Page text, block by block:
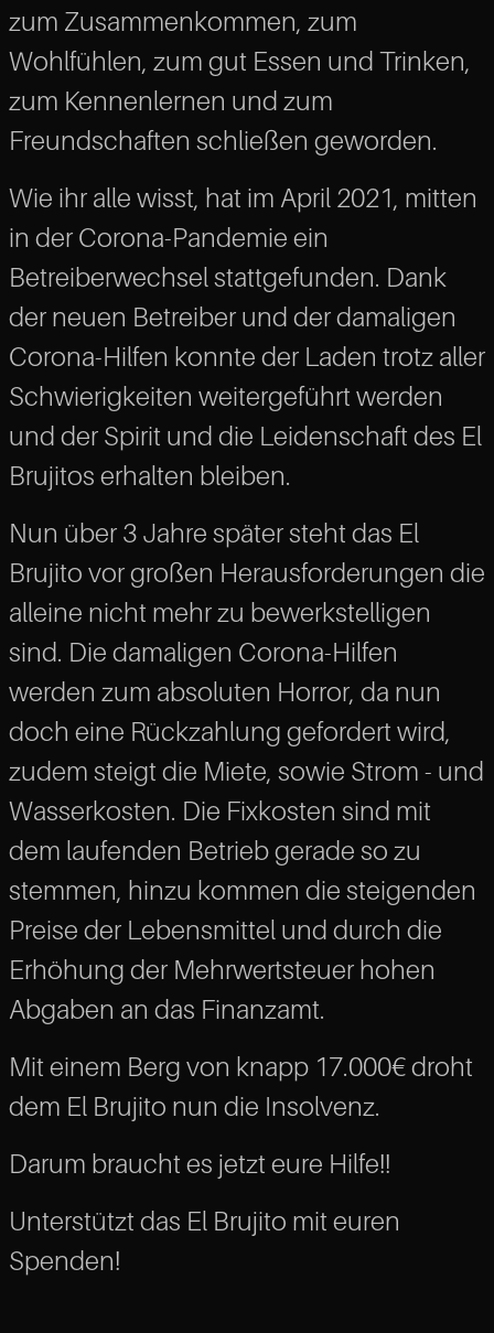
zum Zusammenkommen, zum
Wohlfühlen, zum gut Essen und Trinken,
zum Kennenlernen und zum
Freundschaften schließen geworden.
Wie ihr alle wisst, hat im April 2021, mitten
in der Corona-Pandemie ein
Betreiberwechsel stattgefunden. Dank
der neuen Betreiber und der damaligen
Corona-Hilfen konnte der Laden trotz aller
Schwierigkeiten weitergeführt werden
und der Spirit und die Leidenschaft des El
Brujitos erhalten bleiben.
Nun über 3 Jahre später steht das El
Brujito vor großen Herausforderungen die
alleine nicht mehr zu bewerkstelligen
sind. Die damaligen Corona-Hilfen
werden zum absoluten Horror, da nun
doch eine Rückzahlung gefordert wird,
zudem steigt die Miete, sowie Strom - und
Wasserkosten. Die Fixkosten sind mit
dem laufenden Betrieb gerade so zu
stemmen, hinzu kommen die steigenden
Preise der Lebensmittel und durch die
Erhöhung der Mehrwertsteuer hohen
Abgaben an das Finanzamt.
Mit einem Berg von knapp 17.000€ droht
dem El Brujito nun die Insolvenz.
Darum braucht es jetzt eure Hilfe!!
Unterstützt das El Brujito mit euren
Spenden!